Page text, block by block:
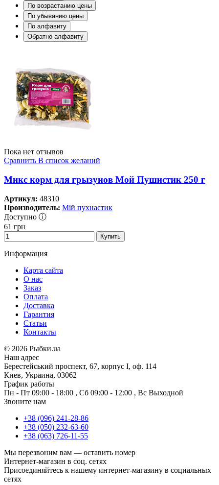
По возрастанию цены
По убыванию цены
По алфавиту
Обратно алфавиту
Пока нет отзывов
Сравнить В список желаний
Микс корм для грызунов Мой Пушистик 250 г
Артикул: 48310
Производитель: Мій пухнастик
Доступно ⓘ
61 грн
Купить
Информация
Карта сайта
О нас
Заказ
Оплата
Доставка
Гарантия
Статьи
Контакты
© 2026 Рыбки.ua
Наш адрес
Берестейський проспект, 67, корпус I, оф. 114
Киев, Украина, 03062
График работы
Пн - Пт 09:00 - 18:00 , Сб 09:00 - 12:00 , Вс Выходной
Звоните нам
+38 (096) 241-28-86
+38 (050) 232-63-60
+38 (063) 726-11-55
Мы перезвоним вам — оставить номер
Интернет-магазин в соц. сетях
Присоединяйтесь к нашему интернет-магазину в социальных
сетях